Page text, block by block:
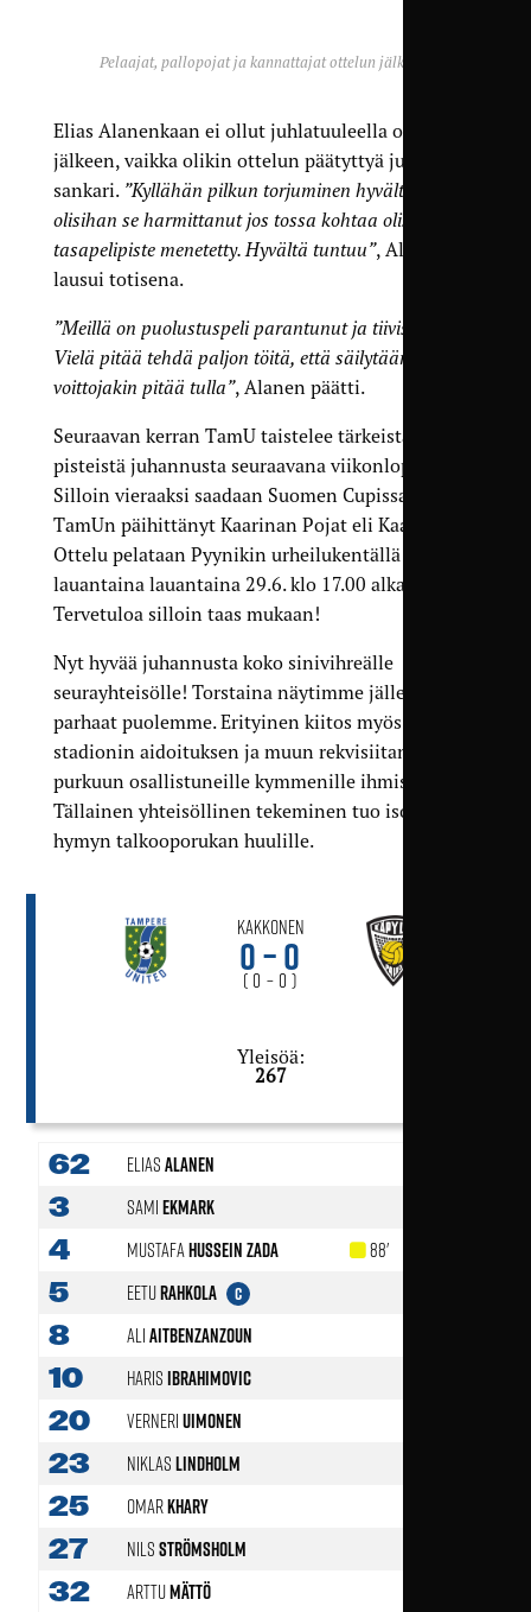
Pelaajat, pallopojat ja kannattajat ottelun jälkeen.
Elias Alanenkaan ei ollut juhlatuuleella ottelun
jälkeen, vaikka olikin ottelun päätyttyä juhlittu
sankari. ”Kyllähän pilkun torjuminen hyvältä tuntui,
olisihan se harmittanut jos tossa kohtaa olisi vielä
tasapelipiste menetetty. Hyvältä tuntuu”, Alanen
lausui totisena.
”Meillä on puolustuspeli parantunut ja tiivistynyt.
Vielä pitää tehdä paljon töitä, että säilytään, ja
voittojakin pitää tulla”, Alanen päätti.
Seuraavan kerran TamU taistelee tärkeistä
pisteistä juhannusta seuraavana viikonloppuna.
Silloin vieraaksi saadaan Suomen Cupissa talvella
TamUn päihittänyt Kaarinan Pojat eli KaaPo.
Ottelu pelataan Pyynikin urheilukentällä
lauantaina lauantaina 29.6. klo 17.00 alkaen.
Tervetuloa silloin taas mukaan!
Nyt hyvää juhannusta koko sinivihreälle
seurayhteisölle! Torstaina näytimme jälleen
parhaat puolemme. Erityinen kiitos myös kaikille
stadionin aidoituksen ja muun rekvisiitan
purkuun osallistuneille kymmenille ihmisille.
Tällainen yhteisöllinen tekeminen tuo ison
hymyn talkooporukan huulille.
Kakkonen
0 – 0
( 0 – 0 )
Yleisöä:
267
62 EliasAlanen
3 SamiEkmark
4 MustafaHussein Zada 88'
5 EetuRahkola C
8 AliAitbenzanzoun
10 HarisIbrahimovic
20 VerneriUimonen
23 NiklasLindholm
25 OmarKhary
27 NilsStrömsholm
32 ArttuMättö